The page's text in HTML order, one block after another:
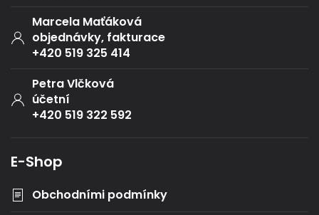
Marcela Maťáková
objednávky, fakturace
+420 519 325 414
Petra Vlčková
účetní
+420 519 322 592
E-Shop
Obchodními podmínky